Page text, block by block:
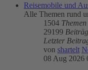
Reisemobile und
Alle Themen rund
1504 Themen
29199
Letzter
von shartelt
08 Aug 2026